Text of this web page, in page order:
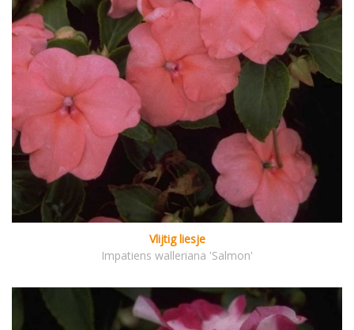
Vlijtig liesje
Impatiens walleriana 'Salmon'